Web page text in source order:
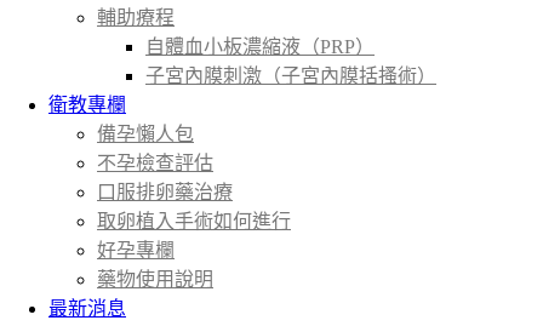
輔助療程
自體血小板濃縮液（PRP）
子宮內膜刺激（子宮內膜括搔術）
衛教專欄
備孕懶人包
不孕檢查評估
口服排卵藥治療
取卵植入手術如何進行
好孕專欄
藥物使用說明
最新消息